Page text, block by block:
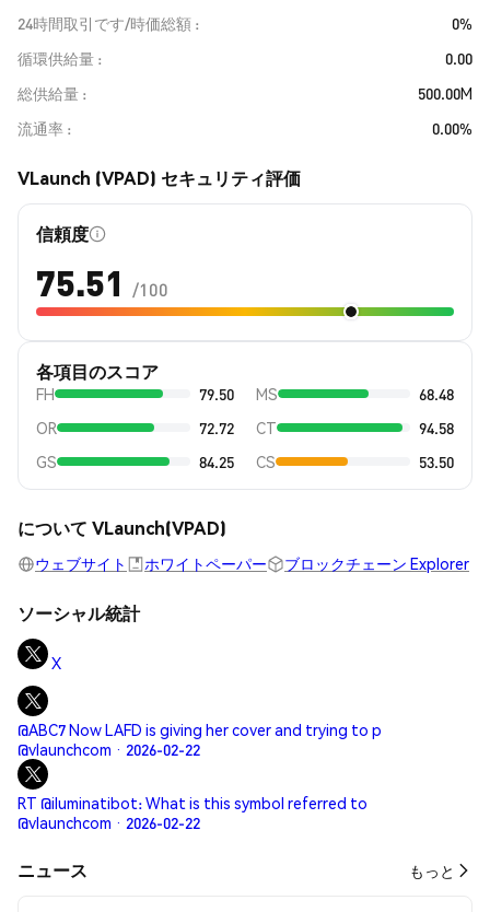
24時間取引です/時価総額
0%
循環供給量
0.00
総供給量
500.00M
流通率
0.00%
VLaunch (VPAD) セキュリティ評価
信頼度
75.51 /100
各項目のスコア
FH 79.50 MS
68.48
OR
72.72 CT
94.58
GS
84.25 CS 53.50
について VLaunch(VPAD)
ウェブサイト ホワイトペーパー ブロックチェーン Explorer
ソーシャル統計
X
@ABC7 Now LAFD is giving her cover and trying to p
@vlaunchcom · 2026-02-22
RT @iluminatibot: What is this symbol referred to
@vlaunchcom · 2026-02-22
​​ニュース​​ もっと